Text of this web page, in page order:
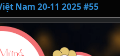
Nam 20-11 2025 #55